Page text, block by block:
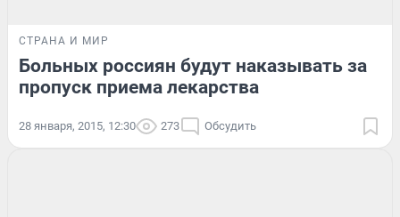
СТРАНА И МИР
Больных россиян будут наказывать за
пропуск приема лекарства
28 января, 2015, 12:30 273 Обсудить